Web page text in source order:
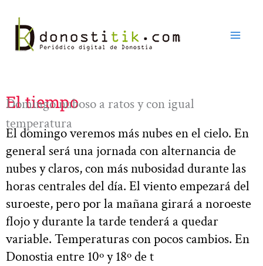
contenido
El tiempo
Domingo nuboso a ratos y con igual
temperatura
El domingo veremos más nubes en el cielo. En
general será una jornada con alternancia de
nubes y claros, con más nubosidad durante las
horas centrales del día. El viento empezará del
suroeste, pero por la mañana girará a noroeste
flojo y durante la tarde tenderá a quedar
variable. Temperaturas con pocos cambios. En
Donostia entre 10º y 18º de t